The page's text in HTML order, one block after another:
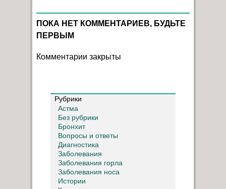
ПОКА НЕТ КОММЕНТАРИЕВ, БУДЬТЕ
ПЕРВЫМ
Комментарии закрыты
Рубрики
Астма
Без рубрики
Бронхит
Вопросы и ответы
Диагностика
Заболевания
Заболевания горла
Заболевания носа
Истории